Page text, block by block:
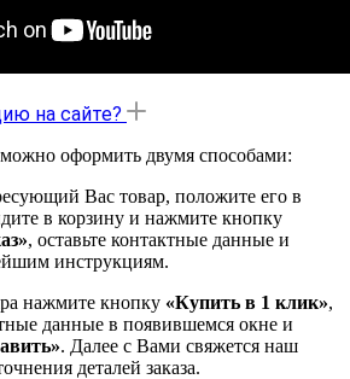
на сайте?
оформить двумя способами:
Вас товар, положите его в
в корзину и нажмите кнопку
, оставьте контактные данные и
инструкциям.
нажмите кнопку «Купить в 1 клик»,
данные в появившемся окне и
. Далее с Вами свяжется наш
деталей заказа.